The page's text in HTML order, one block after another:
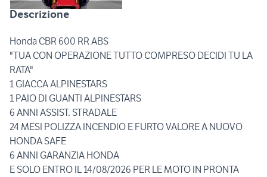
Descrizione
Honda CBR 600 RR ABS
"TUA CON OPERAZIONE TUTTO COMPRESO DECIDI TU LA
RATA"
1 GIACCA ALPINESTARS
1 PAIO DI GUANTI ALPINESTARS
6 ANNI ASSIST. STRADALE
24 MESI POLIZZA INCENDIO E FURTO VALORE A NUOVO
HONDA SAFE
6 ANNI GARANZIA HONDA
E SOLO ENTRO IL 14/08/2026 PER LE MOTO IN PRONTA